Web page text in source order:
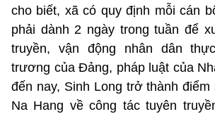
cho biết, xã có quy định mỗi cán
phải dành 2 ngày trong tuần để
truyền, vận động nhân dân
trương của Đảng, pháp luật của
đến nay, Sinh Long trở thành điểm
Na Hang về công tác tuyên